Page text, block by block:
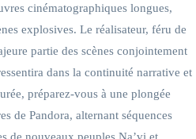
cinématographiques longues,
explosives. Le réalisateur, féru de
partie des scènes conjointement
dans la continuité narrative et
préparez-vous à une plongée
de Pandora, alternant séquences
de nouveaux peuples Na’vi et